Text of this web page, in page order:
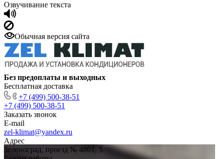
Озвучивание текста
Обычная версия сайта
Без предоплаты и выходных
Бесплатная доставка
+7 (499) 500-38-51
+7 (499) 500-38-51
Заказать звонок
E-mail
zel-klimat@yandex.ru
Адрес
Зеленоград, проезд № 4801, 5